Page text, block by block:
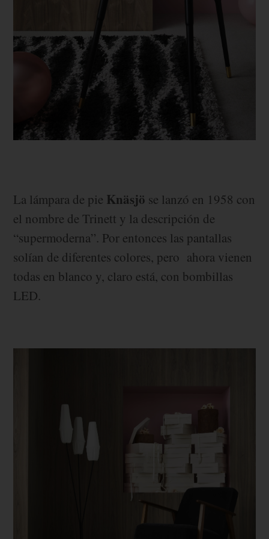
La lámpara de pie Knäsjö se lanzó en 1958 con
el nombre de Trinett y la descripción de
“supermoderna”. Por entonces las pantallas
solían de diferentes colores, pero ahora vienen
todas en blanco y, claro está, con bombillas
LED.